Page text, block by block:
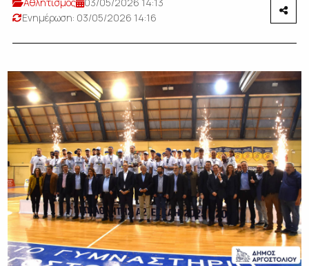
Ενημέρωση: 03/05/2026 14:16